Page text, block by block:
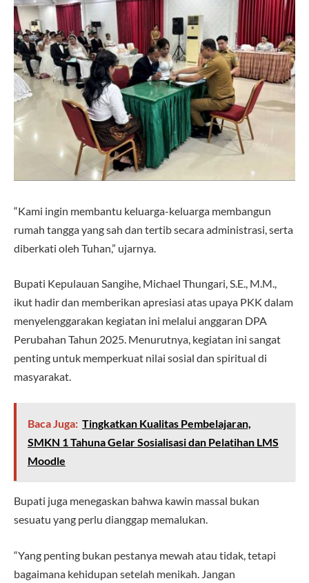
“Kami ingin membantu keluarga-keluarga membangun
rumah tangga yang sah dan tertib secara administrasi, serta
diberkati oleh Tuhan,” ujarnya.
Bupati Kepulauan Sangihe, Michael Thungari, S.E., M.M.,
ikut hadir dan memberikan apresiasi atas upaya PKK dalam
menyelenggarakan kegiatan ini melalui anggaran DPA
Perubahan Tahun 2025. Menurutnya, kegiatan ini sangat
penting untuk memperkuat nilai sosial dan spiritual di
masyarakat.
Baca Juga: Tingkatkan Kualitas Pembelajaran,
SMKN 1 Tahuna Gelar Sosialisasi dan Pelatihan LMS
Moodle
Bupati juga menegaskan bahwa kawin massal bukan
sesuatu yang perlu dianggap memalukan.
“Yang penting bukan pestanya mewah atau tidak, tetapi
bagaimana kehidupan setelah menikah. Jangan